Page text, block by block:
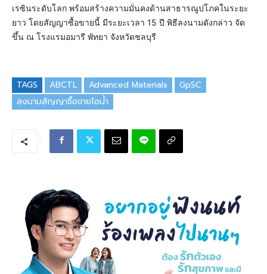
เรซินระดับโลก พร้อมสร้างความมั่นคงด้านสาธารณูปโภคในระยะ
ยาว โดยสัญญาซื้อขายนี้ มีระยะเวลา 15 ปี พิธีลงนามดังกล่าว จัด
ขึ้น ณ โรงแรมอมารี พัทยา จังหวัดชลบุรี
TAGS ABCTL Advanced Materials
GpSC
ลงนามสัญญาซื้อขายไอน้ำ